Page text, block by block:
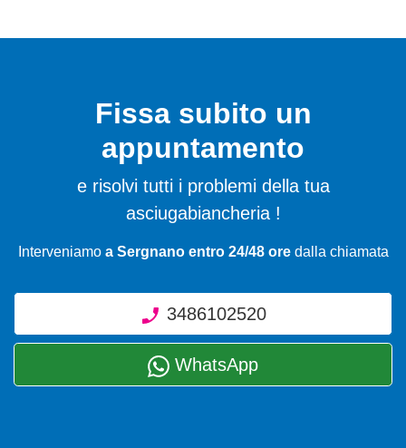
Fissa subito un
appuntamento
e risolvi tutti i problemi della tua
asciugabiancheria !
Interveniamo a Sergnano entro 24/48 oredalla chiamata
3486102520
WhatsApp